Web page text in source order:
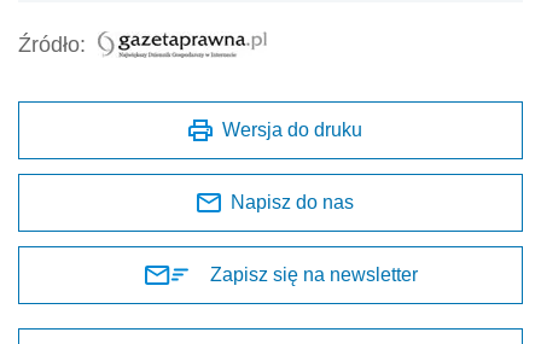
Źródło:
Wersja do druku
Napisz do nas
Zapisz się na newsletter